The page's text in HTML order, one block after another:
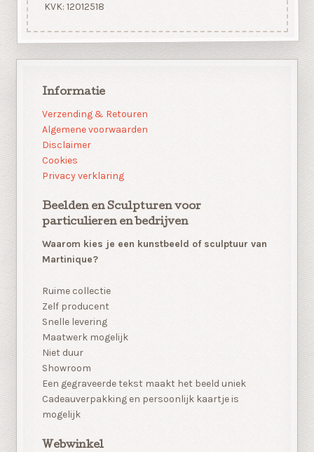
KVK: 12012518
Informatie
Verzending & Retouren
Algemene voorwaarden
Disclaimer
Cookies
Privacy verklaring
Beelden en Sculpturen voor
particulieren en bedrijven
Waarom kies je een kunstbeeld of sculptuur van
Martinique?
Ruime collectie
Zelf producent
Snelle levering
Maatwerk mogelijk
Niet duur
Showroom
Een gegraveerde tekst maakt het beeld uniek
Cadeauverpakking en persoonlijk kaartje is
mogelijk
Webwinkel